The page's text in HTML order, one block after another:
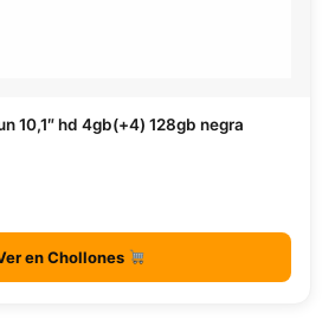
10,1″ hd 4gb(+4) 128gb negra
en Chollones